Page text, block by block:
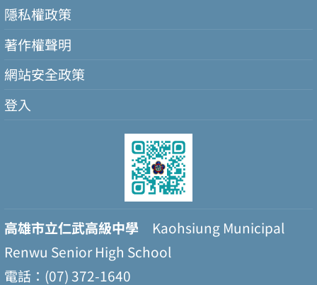
隱私權政策
著作權聲明
網站安全政策
登入
高雄市立仁武高級中學 Kaohsiung Municipal
Renwu Senior High School
電話：(07) 372-1640